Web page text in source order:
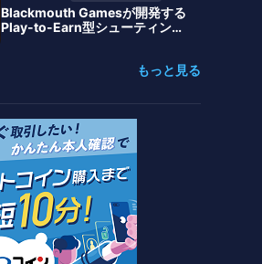
Blackmouth Gamesが開発する
Play-to-Earn型シューティング
もっと見る